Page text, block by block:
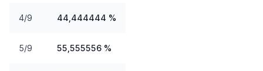
4/9 44,444444 %
5/9 55,555556 %